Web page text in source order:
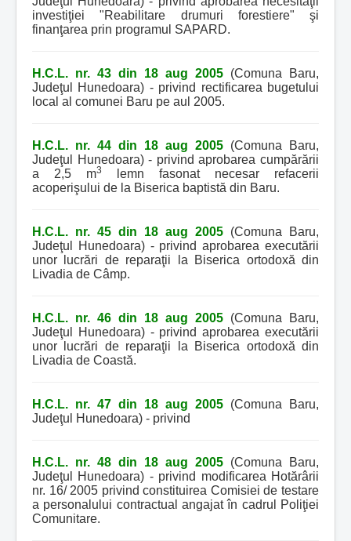
investiţiei "Reabilitare drumuri forestiere" şi
finanţarea prin programul SAPARD.
H.C.L. nr. 43 din 18 aug 2005 (Comuna Baru,
Judeţul Hunedoara) - privind rectificarea bugetului
local al comunei Baru pe aul 2005.
H.C.L. nr. 44 din 18 aug 2005 (Comuna Baru,
Judeţul Hunedoara) - privind aprobarea cumpărării
a 2,5 m3
lemn fasonat necesar refacerii
acoperişului de la Biserica baptistă din Baru.
H.C.L. nr. 45 din 18 aug 2005 (Comuna Baru,
Judeţul Hunedoara) - privind aprobarea executării
unor lucrări de reparaţii la Biserica ortodoxă din
Livadia de Câmp.
H.C.L. nr. 46 din 18 aug 2005 (Comuna Baru,
Judeţul Hunedoara) - privind aprobarea executării
unor lucrări de reparaţii la Biserica ortodoxă din
Livadia de Coastă.
H.C.L. nr. 47 din 18 aug 2005 (Comuna Baru,
Judeţul Hunedoara) - privind
H.C.L. nr. 48 din 18 aug 2005 (Comuna Baru,
Judeţul Hunedoara) - privind modificarea Hotărârii
nr. 16/ 2005 privind constituirea Comisiei de testare
a personalului contractual angajat în cadrul Poliţiei
Comunitare.